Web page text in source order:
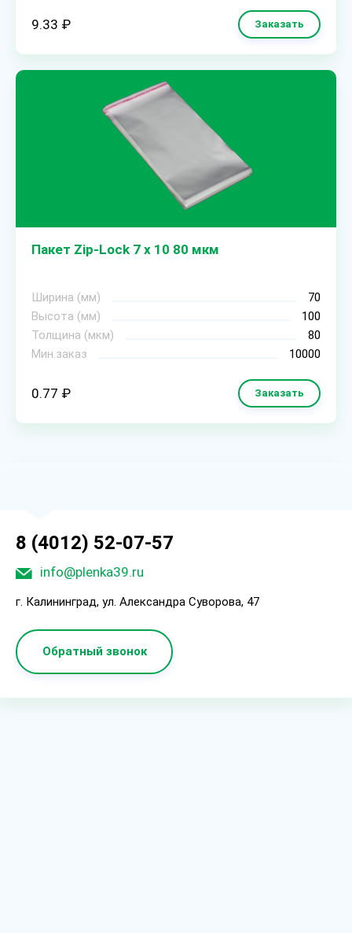
9.33 ₽ Заказать
Пакет Zip-Lock 7 х 10 80 мкм
Ширина (мм)
70
Высота (мм)
100
Толщина (мкм)
80
Мин.заказ
10000
0.77 ₽ Заказать
8 (4012) 52-07-57
info@plenka39.ru
г. Калининград, ул. Александра Суворова, 47
Обратный звонок